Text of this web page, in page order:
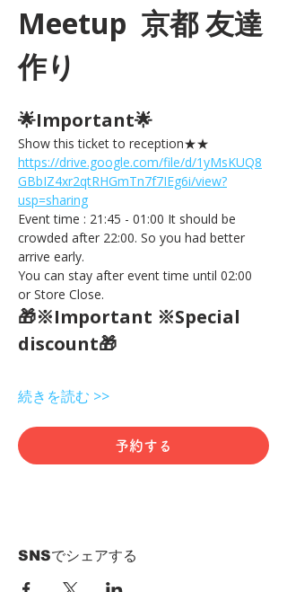
Meetup  京都 友達
作り
🌟Important🌟
Show this ticket to reception★★
https://drive.google.com/file/d/1yMsKUQ8
GBbIZ4xr2qtRHGmTn7f7IEg6i/view?
usp=sharing
Event time : 21:45 - 01:00 It should be
crowded after 22:00. So you had better
arrive early.
You can stay after event time until 02:00
or Store Close.
🎁※Important ※Special
discount🎁
続きを読む >>
予約する
SNSでシェアする